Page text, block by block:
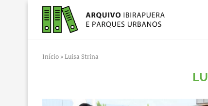
Início »Luisa Strina